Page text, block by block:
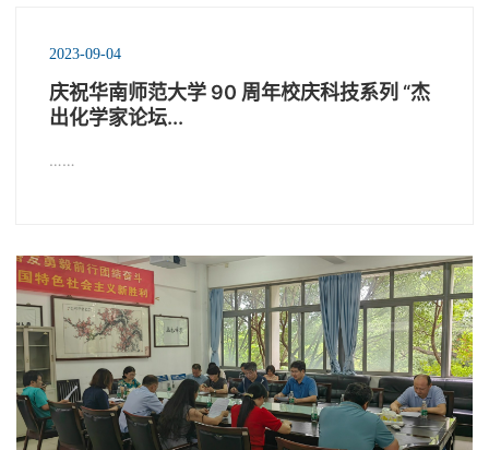
2023-09-04
庆祝华南师范大学 90 周年校庆科技系列 “杰
出化学家论坛...
……